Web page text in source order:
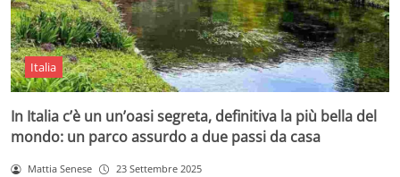
Italia
In Italia c’è un un’oasi segreta, definitiva la più bella del
mondo: un parco assurdo a due passi da casa
Mattia Senese 23 Settembre 2025